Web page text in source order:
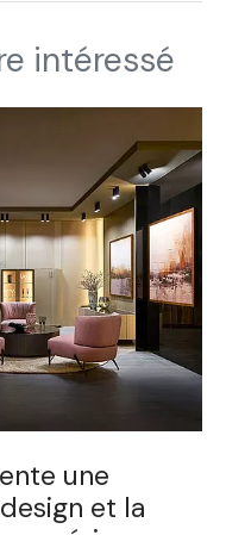
intéressé
une
et la